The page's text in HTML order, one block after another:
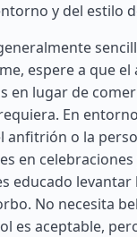
y del estilo
espere a que
en lugar de
En
anfitrión o la
en
educado levantar
No necesita
es aceptable,